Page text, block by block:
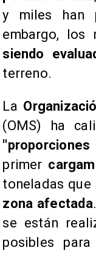
y miles han
embargo, los
siendo
terreno.
La
(OMS) ha
primer
toneladas que
zona afectada
se están
posibles